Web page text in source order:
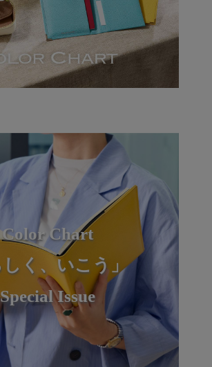
Color Chart
く、いこう」
Special Issue